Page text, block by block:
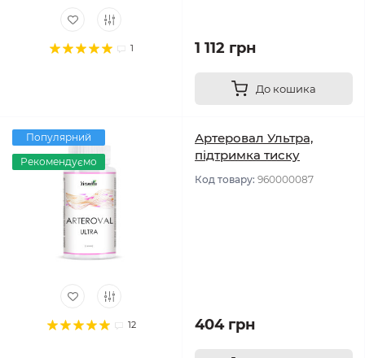
1 1 112 грн
До кошика
Популярний
Рекомендуємо
12
Артеровал Ультра,
підтримка тиску
Код товару: 960000087
404 грн